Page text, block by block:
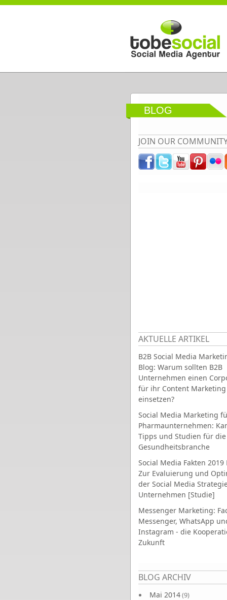
Direkt zum Inhalt
BLOG
JOIN OUR
AKTUELLE ARTIKEL
B2B Social Media
Blog: Warum sollten B2B
Unternehmen einen
für ihr Content Marketing
einsetzen?
Social Media Marketing
Pharmaunternehmen:
Tipps und Studien für die
Gesundheitsbranche
Social Media Fakten 2019
Zur Evaluierung und
der Social Media
Unternehmen [Studie]
Messenger Marketing:
Messenger, WhatsApp
Instagram - die
Zukunft
BLOG ARCHIV
Mai 2014(9)
Seiten